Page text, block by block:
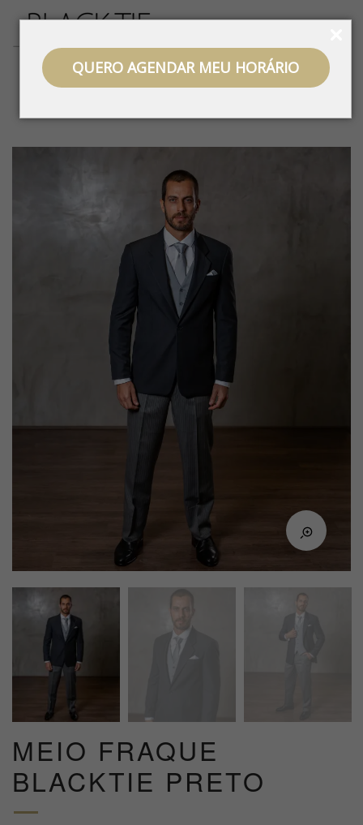
QUERO AGENDAR MEU HORÁRIO
MEIO FRAQUE
BLACKTIE PRETO